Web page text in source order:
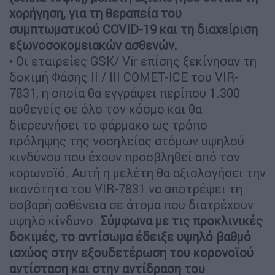
χορήγηση, για τη θεραπεία του
συμπτωματικού COVID-19 και τη διαχείριση
εξωνοσοκομειακών ασθενών.
• Οι εταιρείες GSK/ Vir επίσης ξεκίνησαν τη
δοκιμή Φάσης II / III COMET-ICE του VIR-
7831, η οποία θα εγγράψει περίπου 1.300
ασθενείς σε όλο τον κόσμο και θα
διερευνήσει το φάρμακο ως τρόπο
πρόληψης της νοσηλείας ατόμων υψηλού
κινδύνου που έχουν προσβληθεί από τον
κορωνοϊό. Αυτή η μελέτη θα αξιολογήσει την
ικανότητα του VIR-7831 να αποτρέψει τη
σοβαρή ασθένεια σε άτομα που διατρέχουν
υψηλό κίνδυνο. Σύμφωνα με τις προκλινικές
δοκιμές, το αντίσωμα έδειξε υψηλό βαθμό
ισχύος στην εξουδετέρωση του κορoνοϊού
αντίσταση και στην αντίδραση του